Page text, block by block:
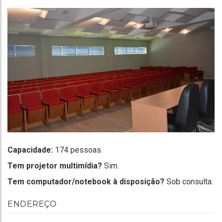
Capacidade: 174 pessoas.
Tem projetor multimídia? Sim.
Tem computador/notebook à disposição? Sob consulta.
ENDEREÇO